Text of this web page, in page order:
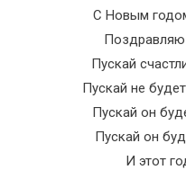
С Новым
Поздравляю
Пускай
Пускай не
Пускай он
Пускай он
И этот